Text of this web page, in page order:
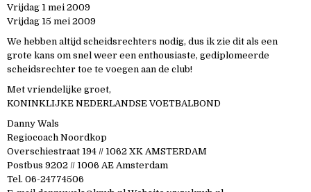
Vrijdag 1 mei 2009
Vrijdag 15 mei 2009
We hebben altijd scheidsrechters nodig, dus ik zie dit als een
grote kans om snel weer een enthousiaste, gediplomeerde
scheidsrechter toe te voegen aan de club!
Met vriendelijke groet,
KONINKLIJKE NEDERLANDSE VOETBALBOND
Danny Wals
Regiocoach Noordkop
Overschiestraat 194 // 1062 XK AMSTERDAM
Postbus 9202 // 1006 AE Amsterdam
Tel. 06-24774506